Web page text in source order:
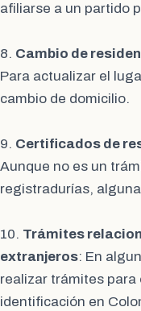
afiliarse a un partido
8. Cambio de
Para actualizar el
cambio de domicilio.
9. Certificados de
Aunque no es un
registradurías,
10. Trámites
extranjeros: En
realizar trámites
identificación en